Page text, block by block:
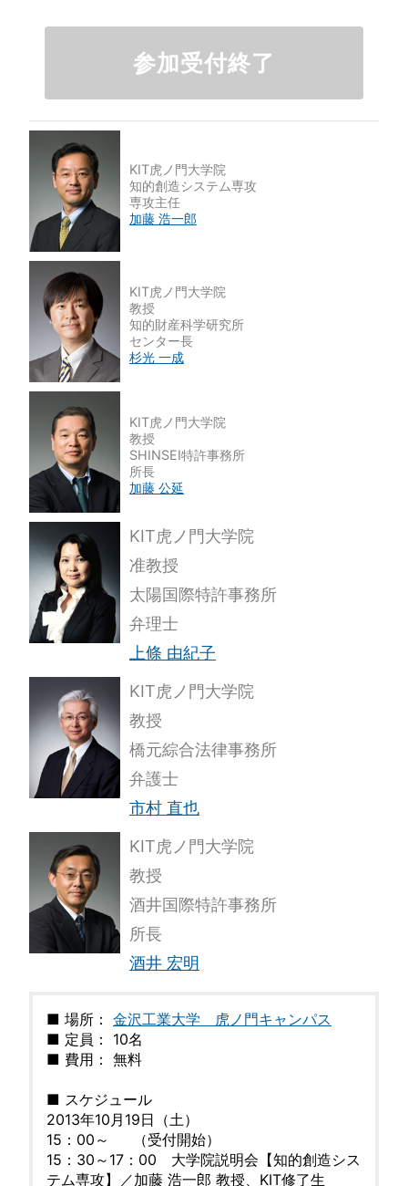
参加受付終了
KIT虎ノ門大学院
知的創造システム専攻
専攻主任
加藤 浩一郎
KIT虎ノ門大学院
教授
知的財産科学研究所
センター長
杉光 一成
KIT虎ノ門大学院
教授
SHINSEI特許事務所
所長
加藤 公延
KIT虎ノ門大学院
准教授
太陽国際特許事務所
弁理士
上條 由紀子
KIT虎ノ門大学院
教授
橋元綜合法律事務所
弁護士
市村 直也
KIT虎ノ門大学院
教授
酒井国際特許事務所
所長
酒井 宏明
■ 場所： 金沢工業大学 虎ノ門キャンパス
■ 定員： 10名
■ 費用： 無料
■ スケジュール
2013年10月19日（土）
15：00～ （受付開始）
15：30～17：00 大学院説明会【知的創造シス
テム専攻】／加藤 浩一郎 教授、KIT修了生